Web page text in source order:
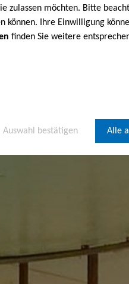
zulassen möchten. Bitte
können. Ihre Einwilligung
finden Sie weitere
Auswahl bestätigen Alle